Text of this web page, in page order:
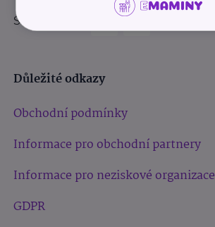
Sledujte nás:
Důležité odkazy
Obchodní podmínky
Informace pro obchodní partnery
Informace pro neziskové organizace
GDPR